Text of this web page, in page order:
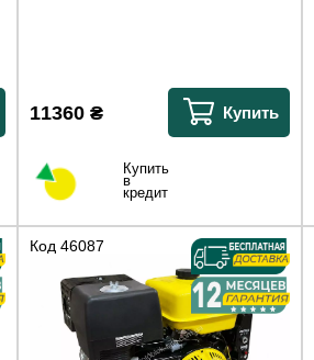
11360 ₴ Купить
Купить
в
кредит
Код 46087